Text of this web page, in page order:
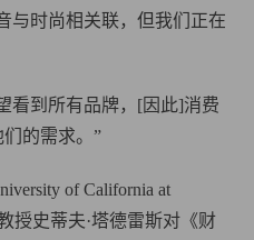
与时尚相关联，但我们正在
看到所有品牌，[因此]消费
的需求。”
of California at
授史蒂夫·塔德雷斯对《财